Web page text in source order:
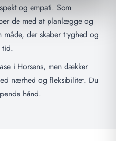
og empati. Som
de med at planlægge og
der skaber tryghed og
tid.
i Horsens, men dækker
nærhed og fleksibilitet. Du
hånd.